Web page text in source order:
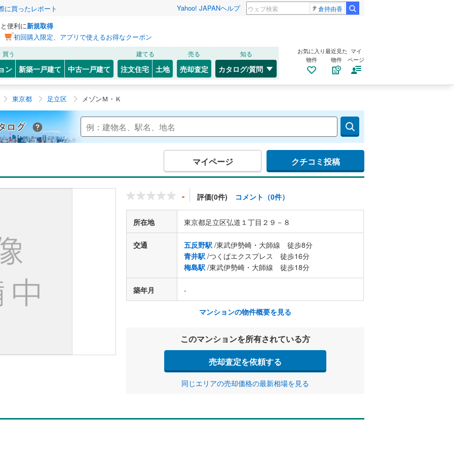
に買ったレポート Yahoo! JAPANヘルプ 倉持由香
便利に新規取得
初回購入限定、アプリで使えるお得なクーポン
買う
ン 新築一戸建て 中古一戸建て
建てる
注文住宅 土地
売る
売却査定
知る
カタログ/質問
お気に入り
物件
最近見た
物件
マイ
ページ
東京都 足立区 メゾンＭ・Ｋ
Yahoo!不動産 マンションカタログ
マイページ クチコミ投稿
- 評価(0件) コメント（0件）
所在地 東京都足立区弘道１丁目２９－８
交通 五反野駅 /東武伊勢崎・大師線 徒歩8分
青井駅 /つくばエクスプレス 徒歩16分
梅島駅 /東武伊勢崎・大師線 徒歩18分
築年月 -
マンションの物件概要を見る
このマンションを所有されている方
売却査定を依頼する
同じエリアの売却価格の最新相場を見る